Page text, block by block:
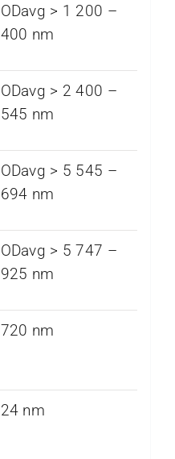
ODavg > 1 200 –
400 nm
ODavg > 2 400 –
545 nm
ODavg > 5 545 –
694 nm
ODavg > 5 747 –
925 nm
720 nm
24 nm